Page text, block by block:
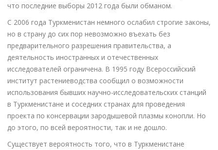
что последние выборы 2012 года были обманом.
С 2006 года Туркменистан немного ослабил строгие законы,
но в страну до сих пор невозможно въехать без
предварительного разрешения правительства, а
деятельность иностранных и отечественных
исследователей ограничена. В 1995 году Всероссийский
институт растениеводства сообщил о возможности
использования бывших научно-исследовательских станций
в Туркменистане и соседних странах для проведения
проекта по консервации зародышевой плазмы конопли. Но
до этого, по всей вероятности, так и не дошло.
Существует вероятность того, что в Туркменистане